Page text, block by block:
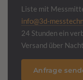
Liste mit
info@3d-
24 Stunden ein
Versand über
Anfrage